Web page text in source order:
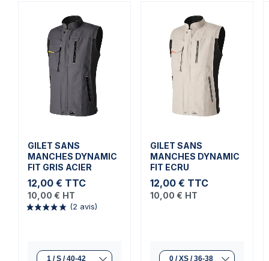
GILET SANS
MANCHES DYNAMIC
FIT GRIS ACIER
12,00 € TTC
10,00 € HT
GILET SANS
MANCHES DYNAMIC
FIT ECRU
12,00 € TTC
10,00 € HT